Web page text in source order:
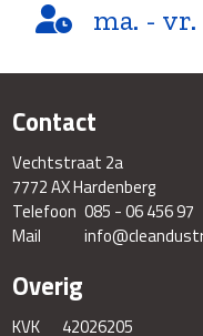
ma. - vr.
Contact
Vechtstraat 2a
7772 AX Hardenberg
Telefoon 085 - 06 456 97
Mail
Overig
KVK 42026205